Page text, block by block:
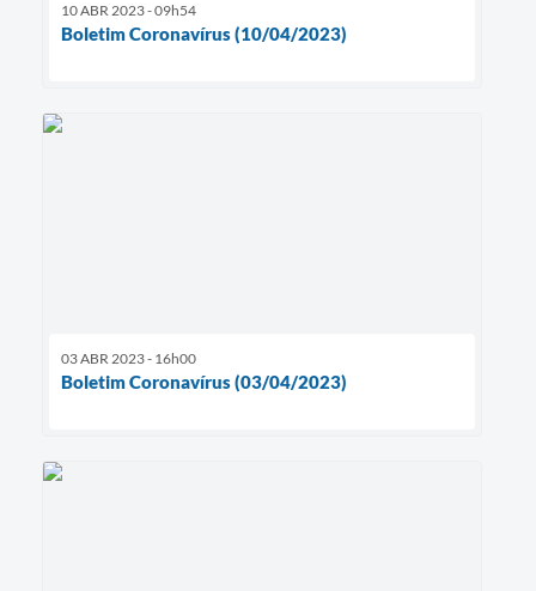
10 ABR 2023 - 09h54
Boletim Coronavírus (10/04/2023)
03 ABR 2023 - 16h00
Boletim Coronavírus (03/04/2023)